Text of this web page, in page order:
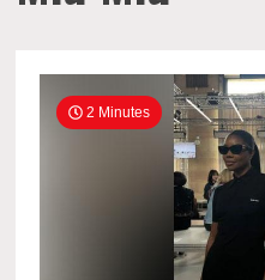
2 Minutes